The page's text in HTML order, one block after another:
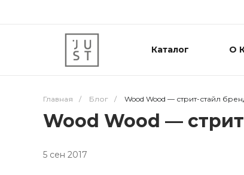
Каталог О
Главная / Блог / Wood Wood — стрит-стайл
Wood Wood —
5 сен 2017